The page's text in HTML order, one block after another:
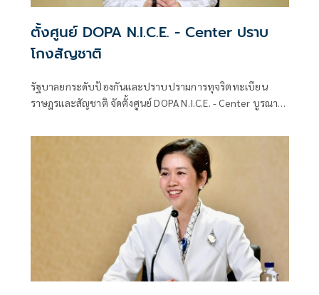
ตั้งศูนย์ DOPA N.I.C.E. - Center ปราบ
โกงสัญชาติ
รัฐบาลยกระดับป้องกันและปราบปรามการทุจริตทะเบียน
ราษฎรและสัญชาติ จัดตั้งศูนย์ DOPA N.I.C.E. - Center บูรณา